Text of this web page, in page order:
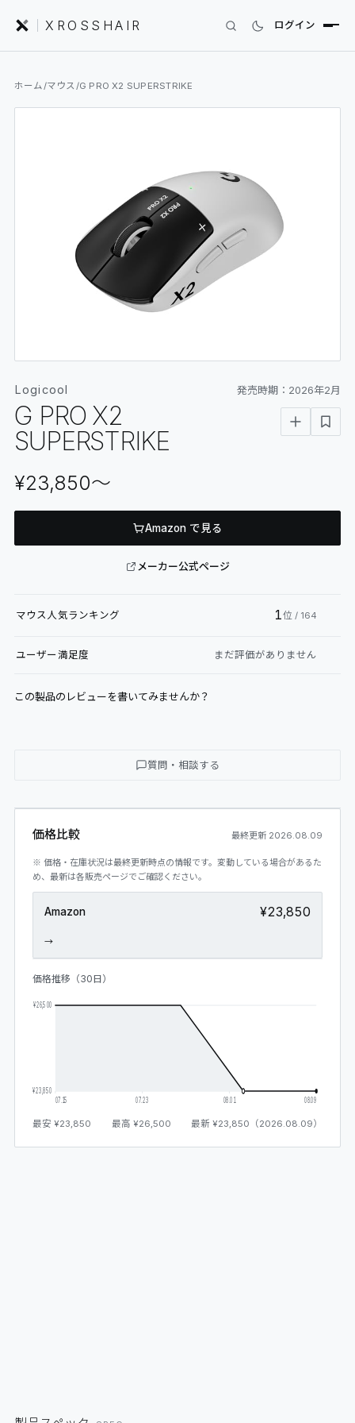
XROSSHAIR ログイン
フォーラム
セットアップ
07 マイページ
ホーム/マウス /G PRO X2 SUPERSTRIKE
Logicool 発売時期： 2026年2月
G PRO X2
SUPERSTRIKE
¥23,850〜
Amazon で見る
メーカー公式ページ
マウス 人気ランキング 1位 / 164
ユーザー満足度 まだ評価がありません
この製品のレビューを書いてみませんか？
質問・相談する
価格比較 最終更新 2026.08.09
※ 価格・在庫状況は最終更新時点の情報です。変動している場合があるた
め、最新は各販売ページでご確認ください。
Amazon ¥23,850
→
価格推移（30日）
¥26,500
¥23,850
07.15
07.23 08.01 08.09
最安 ¥23,850 最高 ¥26,500 最新 ¥23,850 （2026.08.09）